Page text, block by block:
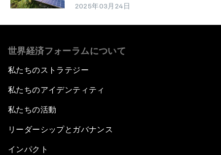
2025年03月24日
世界経済フォーラムについて
私たちのストラテジー
私たちのアイデンティティ
私たちの活動
リーダーシップとガバナンス
インパクト